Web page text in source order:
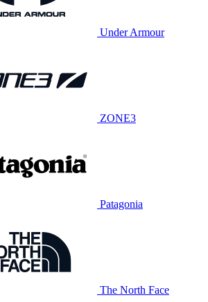
Under Armour
ZONE3
Patagonia
The North Face